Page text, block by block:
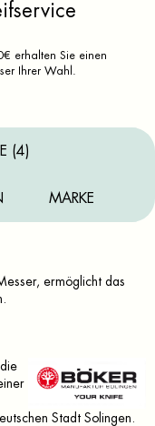
erhalten Sie einen
Ihrer Wahl.
(4)
MARKE
ermöglicht das
Stadt Solingen.